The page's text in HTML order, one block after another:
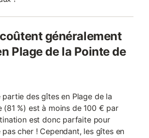
généralement
Plage de la Pointe de
partie des gîtes en Plage de la
(81 %) est à moins de 100 € par
est donc parfaite pour
cher ! Cependant, les gîtes en